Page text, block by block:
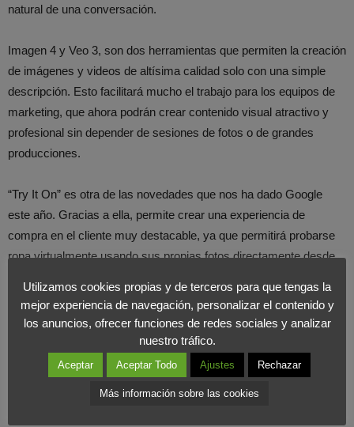
natural de una conversación.
Imagen 4 y Veo 3, son dos herramientas que permiten la creación
de imágenes y videos de altísima calidad solo con una simple
descripción. Esto facilitará mucho el trabajo para los equipos de
marketing, que ahora podrán crear contenido visual atractivo y
profesional sin depender de sesiones de fotos o de grandes
producciones.
“Try It On” es otra de las novedades que nos ha dado Google
este año. Gracias a ella, permite crear una experiencia de
compra en el cliente muy destacable, ya que permitirá probarse
ropa virtualmente usando sus propias fotos directamente desde
Otro de los puntos a destacar de esta presentación, es Google
Beam. Esta herramienta lleva las videollamadas un paso más por
delante de lo que conocemos, creando una experiencia 3D muy
realista, dando la sensación de que estás cara a cara con la otra
Utilizamos cookies propias y de terceros para que tengas la
mejor experiencia de navegación, personalizar el contenido y
los anuncios, ofrecer funciones de redes sociales y analizar
nuestro tráfico.
Aceptar Aceptar Todo Ajustes Rechazar
Más información sobre las cookies